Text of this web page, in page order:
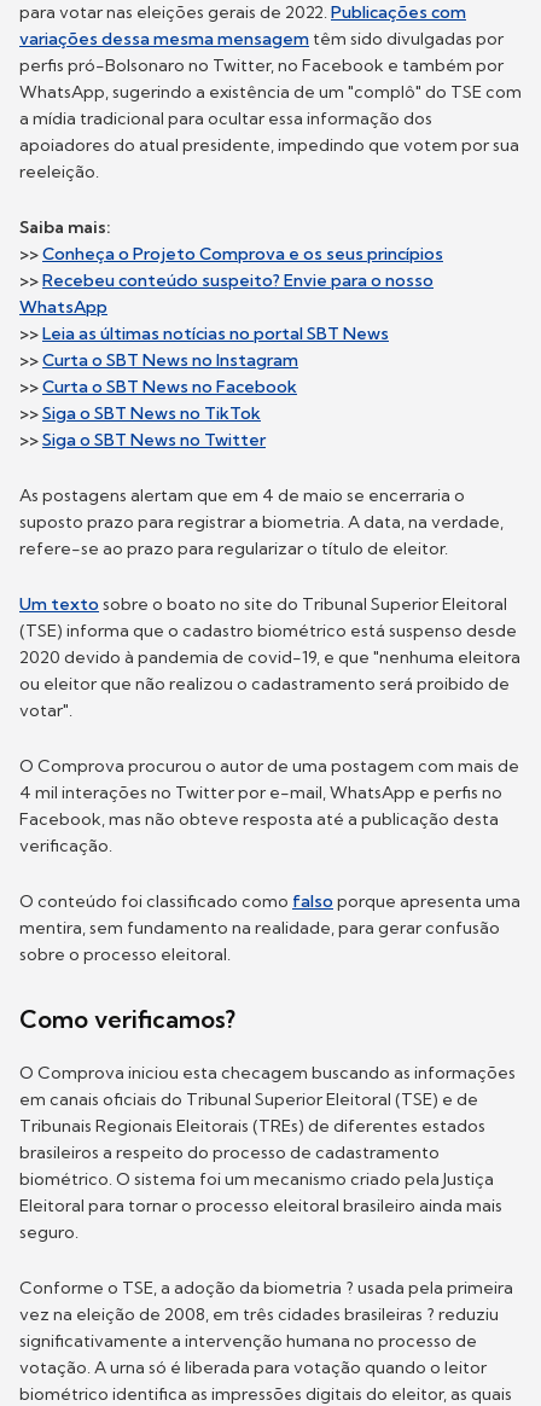
para votar nas eleições gerais de 2022.Publicações com
variações dessa mesma mensagem têm sido divulgadas por
perfis pró-Bolsonaro no Twitter, no Facebook e também por
WhatsApp, sugerindo a existência de um "complô" do TSE com
a mídia tradicional para ocultar essa informação dos
apoiadores do atual presidente, impedindo que votem por sua
reeleição.
Saiba mais:
>>Conheça o Projeto Comprova e os seus princípios
>>Recebeu conteúdo suspeito? Envie para o nosso
WhatsApp
>>Leia as últimas notícias no portal SBT News
>>Curta o SBT News no Instagram
>>Curta o SBT News no Facebook
>>Siga o SBT News no TikTok
>>Siga o SBT News no Twitter
As postagens alertam que em 4 de maio se encerraria o
suposto prazo para registrar a biometria. A data, na verdade,
refere-se ao prazo para regularizar o título de eleitor.
Um texto sobre o boato no site do Tribunal Superior Eleitoral
(TSE) informa que o cadastro biométrico está suspenso desde
2020 devido à pandemia de covid-19, e que "nenhuma eleitora
ou eleitor que não realizou o cadastramento será proibido de
votar".
O Comprova procurou o autor de uma postagem com mais de
4 mil interações no Twitter por e-mail, WhatsApp e perfis no
Facebook, mas não obteve resposta até a publicação desta
verificação.
O conteúdo foi classificado como falso porque apresenta uma
mentira, sem fundamento na realidade, para gerar confusão
sobre o processo eleitoral.
Como verificamos?
O Comprova iniciou esta checagem buscando as informações
em canais oficiais do Tribunal Superior Eleitoral (TSE) e de
Tribunais Regionais Eleitorais (TREs) de diferentes estados
brasileiros a respeito do processo de cadastramento
biométrico. O sistema foi um mecanismo criado pela Justiça
Eleitoral para tornar o processo eleitoral brasileiro ainda mais
seguro.
Conforme o TSE, a adoção da biometria ? usada pela primeira
vez na eleição de 2008, em três cidades brasileiras ? reduziu
significativamente a intervenção humana no processo de
votação. A urna só é liberada para votação quando o leitor
biométrico identifica as impressões digitais do eleitor, as quais